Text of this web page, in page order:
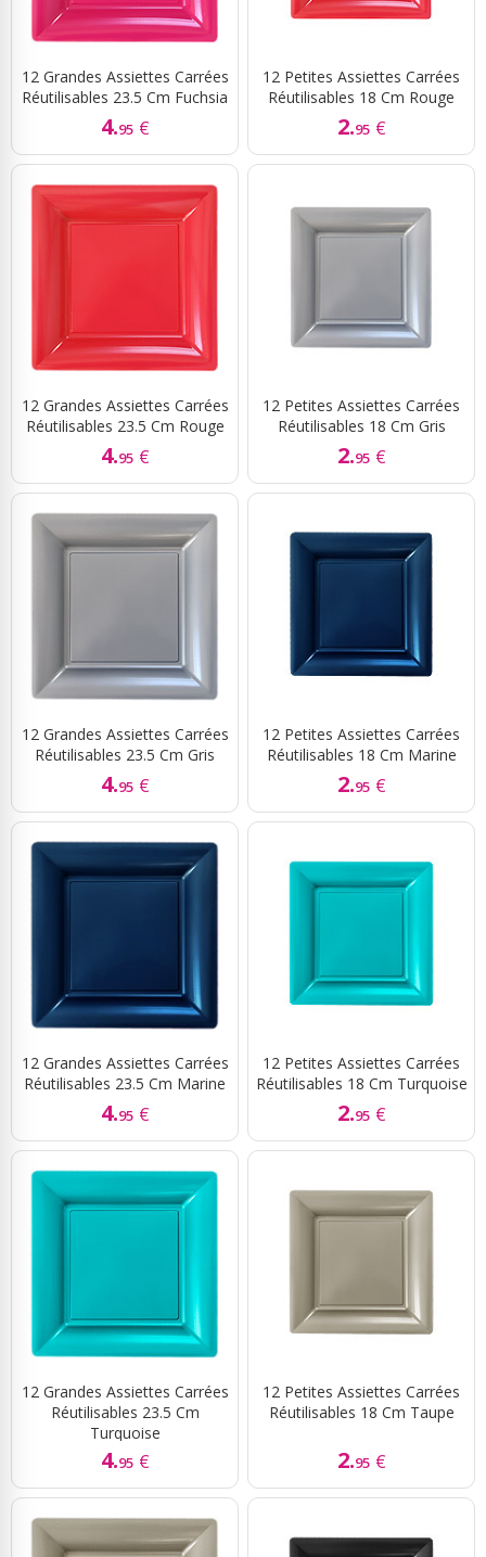
12 Grandes Assiettes Carrées
Réutilisables 23.5 Cm Fuchsia
4.95 €
12 Petites Assiettes Carrées
Réutilisables 18 Cm Rouge
2.95 €
12 Grandes Assiettes Carrées
Réutilisables 23.5 Cm Rouge
4.95 €
12 Petites Assiettes Carrées
Réutilisables 18 Cm Gris
2.95 €
12 Grandes Assiettes Carrées
Réutilisables 23.5 Cm Gris
4.95 €
12 Petites Assiettes Carrées
Réutilisables 18 Cm Marine
2.95 €
12 Grandes Assiettes Carrées
Réutilisables 23.5 Cm Marine
4.95 €
12 Petites Assiettes Carrées
Réutilisables 18 Cm Turquoise
2.95 €
12 Grandes Assiettes Carrées
Réutilisables 23.5 Cm
Turquoise
4.95 €
12 Petites Assiettes Carrées
Réutilisables 18 Cm Taupe
2.95 €